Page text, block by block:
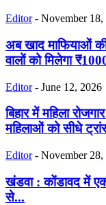
Editor - November 18,
अब खाद माफियाओं
वालों को मिलेगा
Editor - June 12, 2026
बिहार में महिला
महिलाओं को सीधे
Editor - November 28,
खंडवा : कोंडावद में
से...